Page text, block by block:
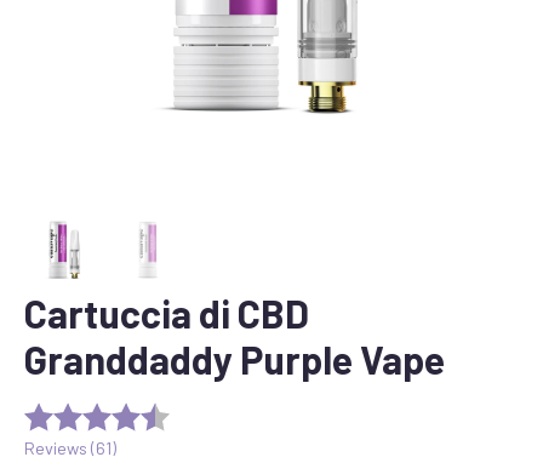
Cartuccia di CBD
Granddaddy Purple Vape
Reviews (61)